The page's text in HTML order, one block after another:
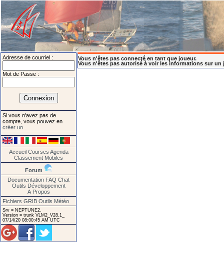
Adresse de courriel :
Mot de Passe :
Si vous n'avez pas de
compte, vous pouvez en
créer un
Accueil Courses Agenda
Classement Mobiles
Forum
Documentation FAQ Chat
Outils Développement
A Propos
Fichiers GRIB Outils Météo
Srv = NEPTUNE2.
Version = trunk VLM2_V28.1_
07/14/20 08:00:45 AM UTC
Vous n'êtes pas connecté en tant que joueur.
Vous n'êtes pas autorisé à voir les informations sur un